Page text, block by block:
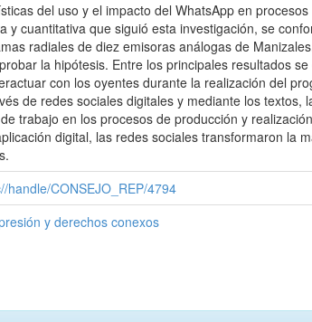
del uso y el impacto del WhatsApp en
cuantitativa que siguió esta investigación, se
radiales de diez emisoras análogas de
la hipótesis. Entre los principales resultados
con los oyentes durante la realización del
de redes sociales digitales y mediante los
trabajo en los procesos de producción y
digital, las redes sociales transformaron la
CONSEJO_REP/4794
y derechos conexos